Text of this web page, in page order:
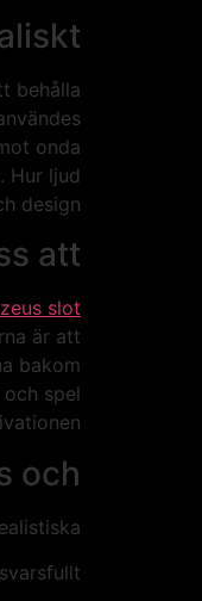
behålla
onda
Hur ljud
design.
att
slot
är att
bakom
spel
och